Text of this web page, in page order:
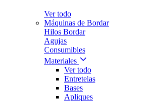
Ver todo
Máquinas de Bordar
Hilos Bordar
Agujas
Consumibles
Materiales
Ver todo
Entretelas
Bases
Apliques